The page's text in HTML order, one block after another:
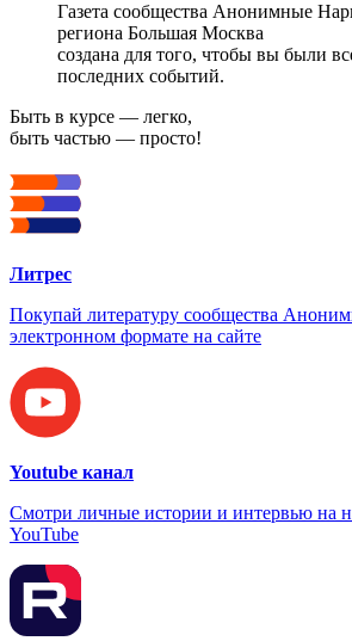
Газета сообщества Анонимные
региона Большая Москва
создана для того, чтобы вы были
последних событий.
Быть в курсе — легко,
быть частью — просто!
Литрес
Покупай литературу сообщества
электронном формате на сайте
Youtube канал
Смотри личные истории и интервью на
YouTube